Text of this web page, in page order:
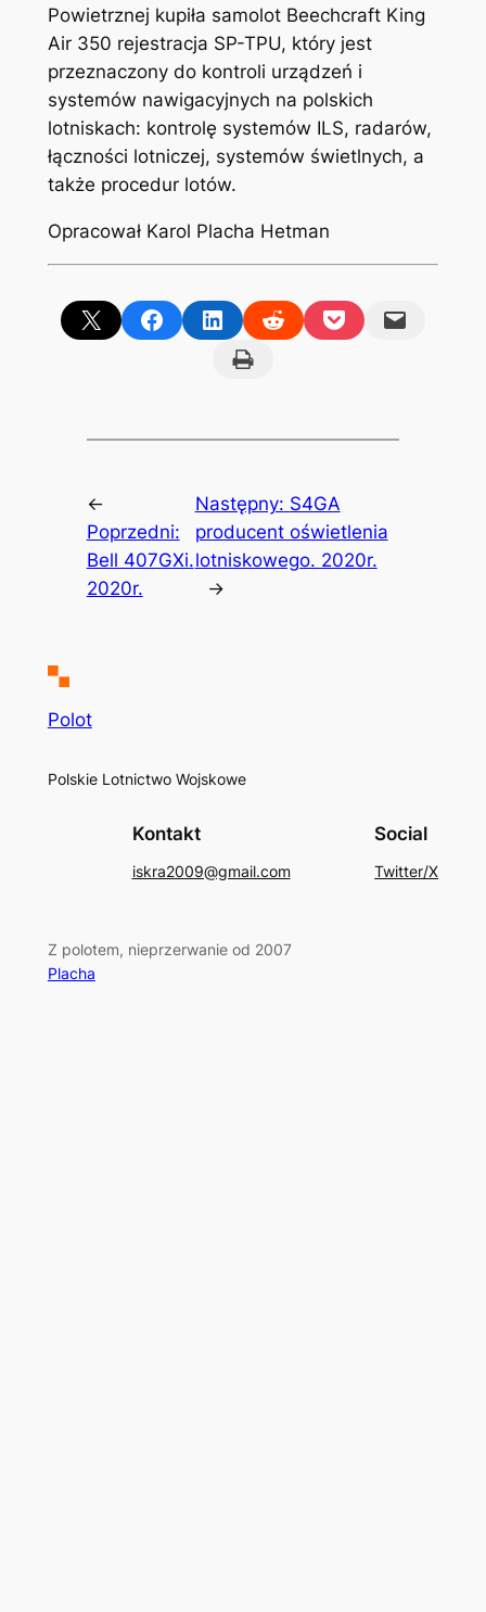
Powietrznej kupiła samolot Beechcraft King
Air 350 rejestracja SP-TPU, który jest
przeznaczony do kontroli urządzeń i
systemów nawigacyjnych na polskich
lotniskach: kontrolę systemów ILS, radarów,
łączności lotniczej, systemów świetlnych, a
także procedur lotów.
Opracował Karol Placha Hetman
Share on X Share on FacebookShare on LinkedInShare on RedditShare on PocketEmail this Page
Print this Page
←
Poprzedni:
Bell 407GXi.
2020r.
Następny: S4GA
producent oświetlenia
lotniskowego. 2020r.
→
Polot
Polskie Lotnictwo Wojskowe
Kontakt
iskra2009@gmail.com
Social
Twitter/X
Z polotem, nieprzerwanie od 2007
Placha